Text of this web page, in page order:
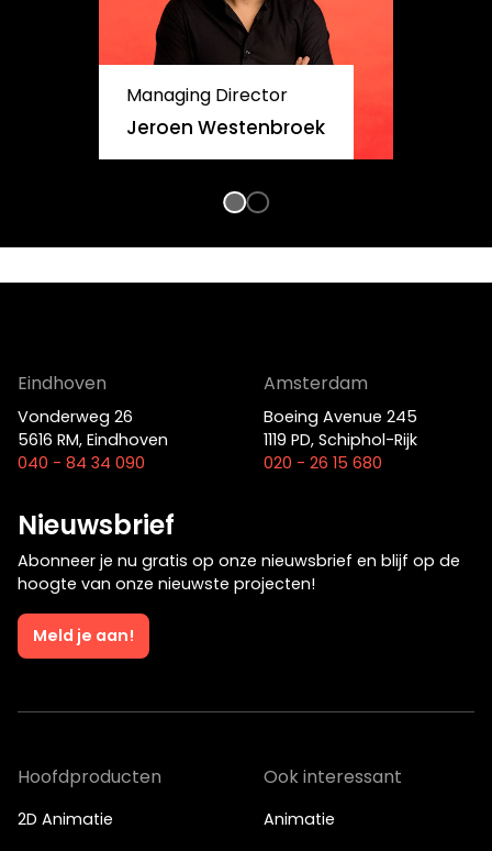
Managing Director
Jeroen Westenbroek
Eindhoven
Vonderweg 26
5616 RM, Eindhoven
040 - 84 34 090
Amsterdam
Boeing Avenue 245
1119 PD, Schiphol-Rijk
020 - 26 15 680
Nieuwsbrief
Abonneer je nu gratis op onze nieuwsbrief en blijf op de
hoogte van onze nieuwste projecten!
Meld je aan!
Hoofdproducten
2D Animatie
Ook interessant
Animatie